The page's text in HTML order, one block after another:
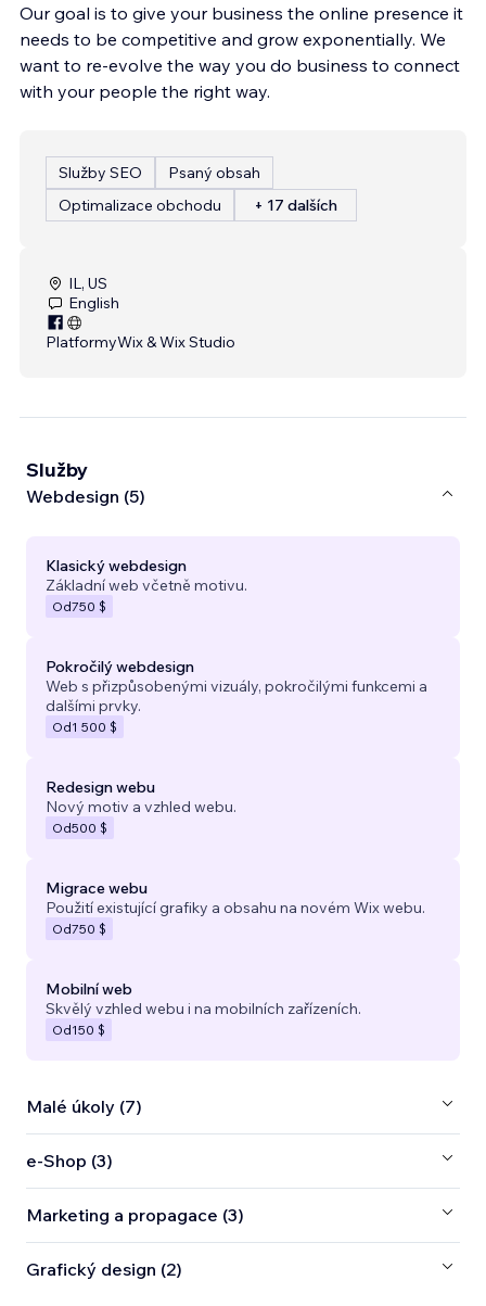
Our goal is to give your business the online presence it
needs to be competitive and grow exponentially. We
want to re-evolve the way you do business to connect
with your people the right way.
Služby SEO
Psaný obsah
Optimalizace obchodu
+ 17 dalších
IL, US
English
PlatformyWix & Wix Studio
Služby
Webdesign (5)
Klasický webdesign
Základní web včetně motivu.
Od750 $
Pokročilý webdesign
Web s přizpůsobenými vizuály, pokročilými funkcemi a
dalšími prvky.
Od1 500 $
Redesign webu
Nový motiv a vzhled webu.
Od500 $
Migrace webu
Použití existující grafiky a obsahu na novém Wix webu.
Od750 $
Mobilní web
Skvělý vzhled webu i na mobilních zařízeních.
Od150 $
Malé úkoly (7)
e‑Shop (3)
Marketing a propagace (3)
Grafický design (2)